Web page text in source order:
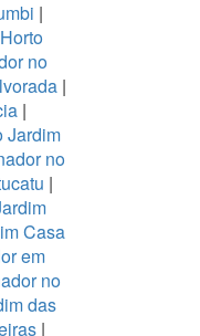
|
no
|
|
Jardim
no
|
Casa
em
no
das
|